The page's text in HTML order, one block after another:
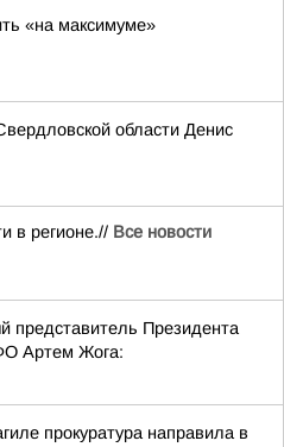
«на максимуме»
области Денис
в регионе.// Все новости
представитель Президента
Артем Жога:
прокуратура направила в